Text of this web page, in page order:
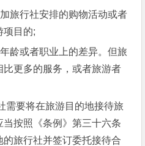
行社安排的购物活动或者
项目的;
或者职业上的差异。但旅
更多的服务，或者旅游者
要将在旅游目的地接待旅
按照《条例》第三十六条
旅行社并签订委托接待合